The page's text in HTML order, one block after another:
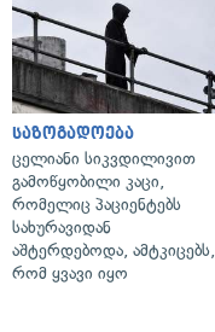
საზოგადოება
ცელიანი სიკვდილივით
გამოწყობილი კაცი,
რომელიც პაციენტებს
სახურავიდან
აშტერდებოდა, ამტკიცებს,
რომ ყვავი იყო